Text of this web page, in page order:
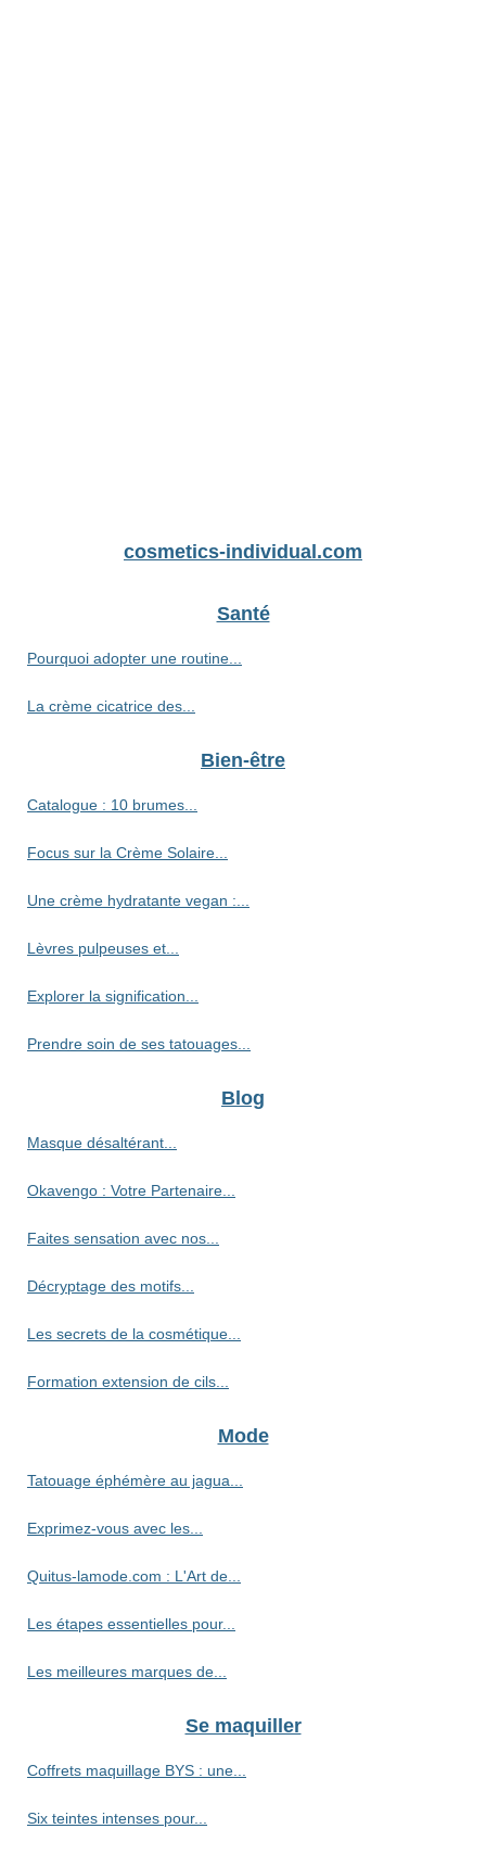
cosmetics-individual.com
Santé
Pourquoi adopter une routine...
La crème cicatrice des...
Bien-être
Catalogue : 10 brumes...
Focus sur la Crème Solaire...
Une crème hydratante vegan :...
Lèvres pulpeuses et...
Explorer la signification...
Prendre soin de ses tatouages...
Blog
Masque désaltérant...
Okavengo : Votre Partenaire...
Faites sensation avec nos...
Décryptage des motifs...
Les secrets de la cosmétique...
Formation extension de cils...
Mode
Tatouage éphémère au jagua...
Exprimez-vous avec les...
Quitus-lamode.com : L'Art de...
Les étapes essentielles pour...
Les meilleures marques de...
Se maquiller
Coffrets maquillage BYS : une...
Six teintes intenses pour...